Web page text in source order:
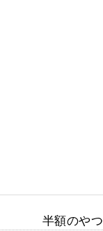
半額のやつ